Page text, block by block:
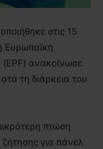
στις 15
Ευρωπαϊκή
ανακοίνωσε
τη διάρκεια του
πτώση
για πάνελ